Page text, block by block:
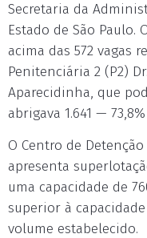
Secretaria da
Estado de São Paulo.
acima das 572 vagas
Penitenciária 2 (P2)
Aparecidinha, que
abrigava 1.641 —
O Centro de
apresenta
uma capacidade de
superior à
volume estabelecido.